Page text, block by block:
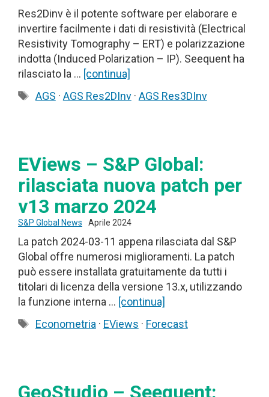
Res2Dinv è il potente software per elaborare e
invertire facilmente i dati di resistività (Electrical
Resistivity Tomography – ERT) e polarizzazione
indotta (Induced Polarization – IP). Seequent ha
rilasciato la … [continua]
Tag
AGS · AGS Res2DInv· AGS Res3DInv
EViews – S&P Global:
rilasciata nuova patch per
v13 marzo 2024
S&P Global News Aprile 2024
La patch 2024-03-11 appena rilasciata dal S&P
Global offre numerosi miglioramenti. La patch
può essere installata gratuitamente da tutti i
titolari di licenza della versione 13.x, utilizzando
la funzione interna … [continua]
Tag
Econometria · EViews · Forecast
GeoStudio – Seequent: